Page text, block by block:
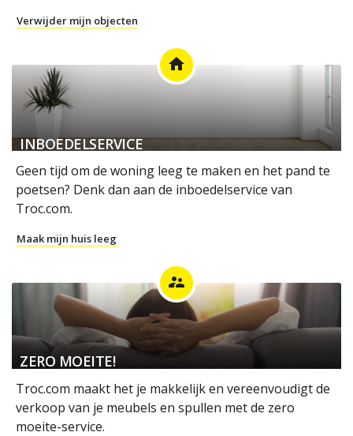
Verwijder mijn objecten
home
INBOEDELSERVICE
Geen tijd om de woning leeg te maken en het pand te
poetsen? Denk dan aan de inboedelservice van
Troc.com.
Maak mijn huis leeg
supervisor_account
ZERO MOEITE!
Troc.com maakt het je makkelijk en vereenvoudigt de
verkoop van je meubels en spullen met de zero
moeite-service.